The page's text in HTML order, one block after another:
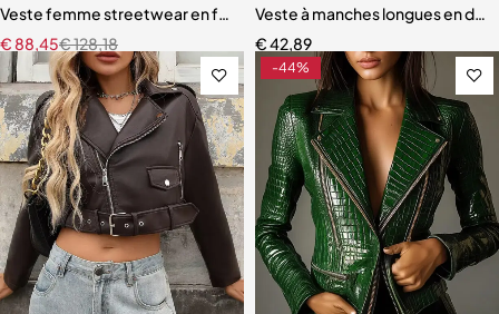
Veste femme streetwear en faux cuir noir – Design moto chic pour
€128,18
€ 88,45
Veste à manches longues en
€42,89
-44%